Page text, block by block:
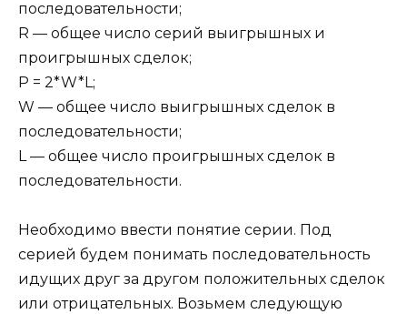
последовательности;
R — общее число серий выигрышных и
проигрышных сделок;
P = 2*W*L;
W — общее число выигрышных сделок в
последовательности;
L — общее число проигрышных сделок в
последовательности.
Необходимо ввести понятие серии. Под
серией будем понимать последовательность
идущих друг за другом положительных сделок
или отрицательных. Возьмем следующую